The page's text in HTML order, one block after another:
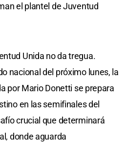
el plantel de Juventud
Unida no da tregua.
nacional del próximo lunes, la
por Mario Donetti se prepara
en las semifinales del
crucial que determinará
donde aguarda